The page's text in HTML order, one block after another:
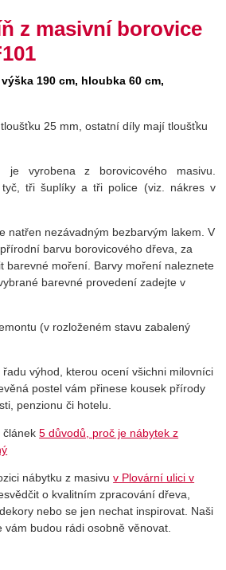
z masivní borovice
190 cm, hloubka 60 cm,
25 mm, ostatní díly mají tloušťku
je vyrobena z borovicového masivu.
tři šuplíky a tři police (viz. nákres v
natřen nezávadným bezbarvým lakem. V
barvu borovicového dřeva, za
barevné moření. Barvy moření naleznete
barevné provedení zadejte v
(v rozloženém stavu zabalený
výhod, kterou ocení všichni milovníci
postel vám přinese kousek přírody
penzionu či hotelu.
článek5 důvodů, proč je nábytek z
nábytku z masivuv Plovární ulici v
o kvalitním zpracování dřeva,
nebo se jen nechat inspirovat. Naši
vám budou rádi osobně věnovat.